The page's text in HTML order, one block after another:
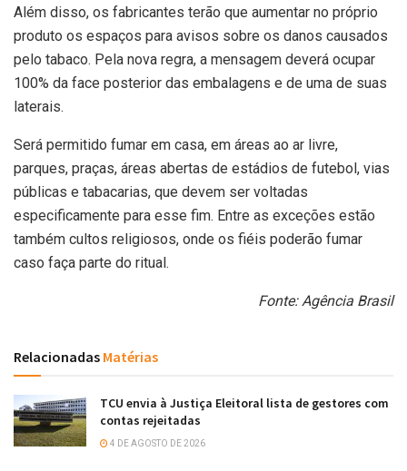
Além disso, os fabricantes terão que aumentar no próprio
produto os espaços para avisos sobre os danos causados
pelo tabaco. Pela nova regra, a mensagem deverá ocupar
100% da face posterior das embalagens e de uma de suas
laterais.
Será permitido fumar em casa, em áreas ao ar livre,
parques, praças, áreas abertas de estádios de futebol, vias
públicas e tabacarias, que devem ser voltadas
especificamente para esse fim. Entre as exceções estão
também cultos religiosos, onde os fiéis poderão fumar
caso faça parte do ritual.
Fonte: Agência Brasil
Relacionadas Matérias
TCU envia à Justiça Eleitoral lista de gestores com
contas rejeitadas
4 DE AGOSTO DE 2026